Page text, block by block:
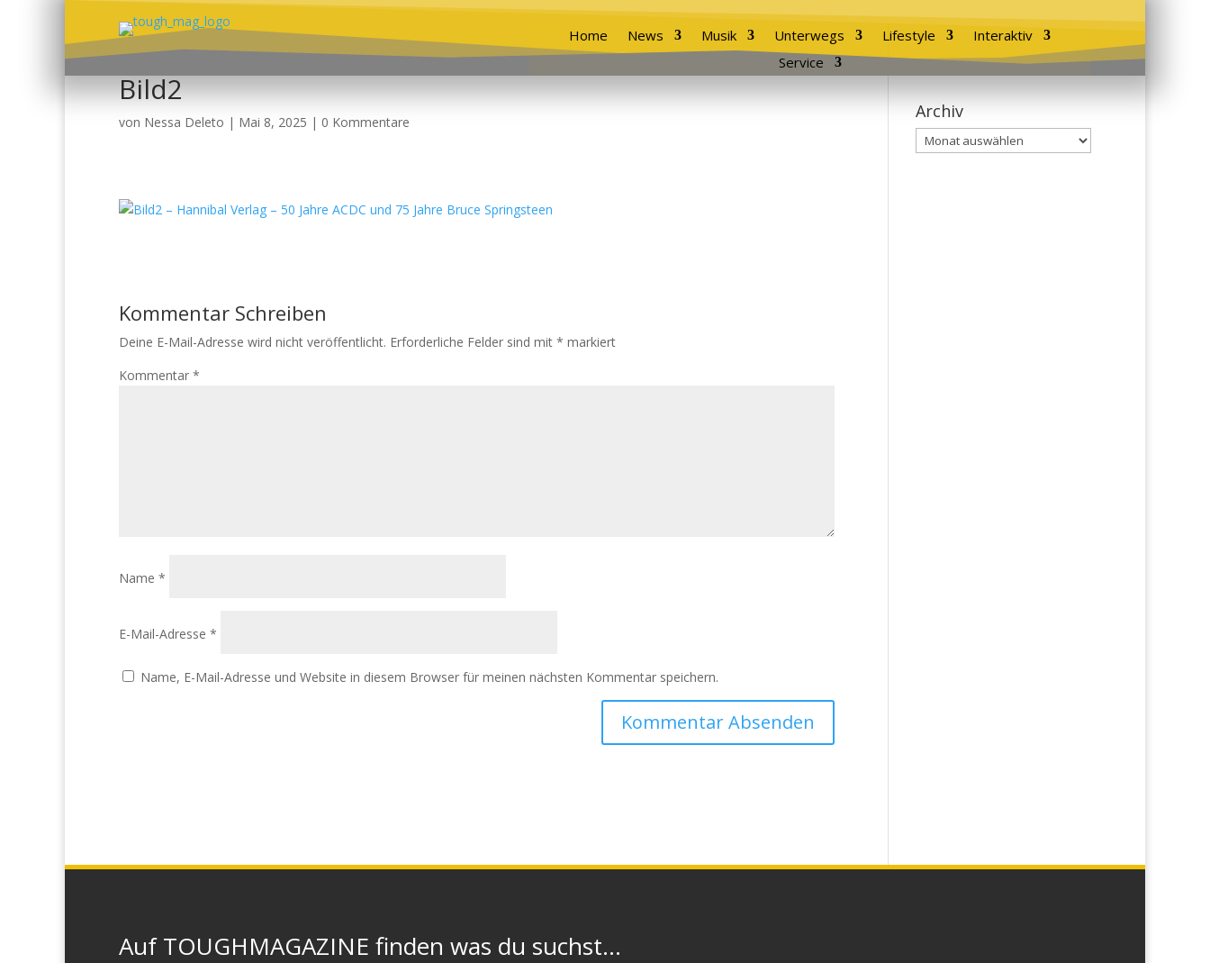
Home News Musik Unterwegs Lifestyle
Interaktiv
Service
Bild2
von Nessa Deleto | Mai 8, 2025 | 0 Kommentare
Kommentar Schreiben
Deine E-Mail-Adresse wird nicht veröffentlicht. Erforderliche Felder sind mit * markiert
Kommentar *
Name *
E-Mail-Adresse *
Name, E-Mail-Adresse und Website in diesem Browser für meinen nächsten Kommentar speichern.
Archiv
Archiv
Auf TOUGHMAGAZINE finden was du suchst...